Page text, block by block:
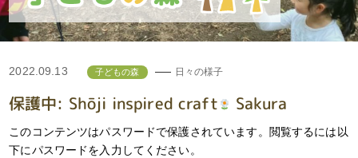
2022.09.13 子どもの森 日々の様子
保護中: Shōji inspired craft Sakura
このコンテンツはパスワードで保護されています。閲覧するには以
下にパスワードを入力してください。